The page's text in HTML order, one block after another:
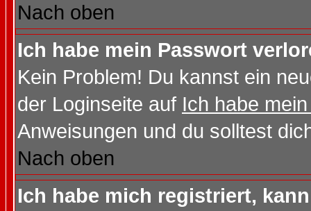
Nach oben
Ich habe mein Passwort
Kein Problem! Du kannst ein
der Loginseite auf Ich habe
Anweisungen und du solltest
Nach oben
Ich habe mich registriert,